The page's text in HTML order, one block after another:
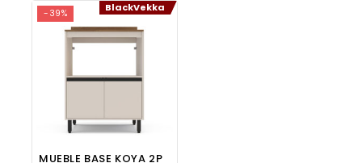
-39% BlackVekka
MUEBLE BASE KOYA 2P